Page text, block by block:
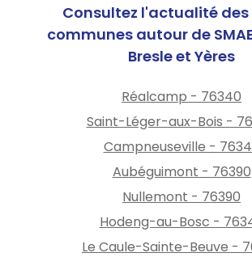
Consultez l'actualité
communes autour de
Bresle et Yères
Réalcamp - 76340
Saint-Léger-aux-Bois -
Campneuseville -
Aubéguimont - 76390
Nullemont - 76390
Hodeng-au-Bosc -
Le Caule-Sainte-Beuve -